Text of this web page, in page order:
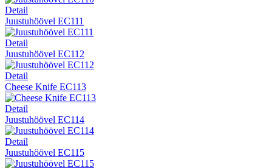
Detail
Juustuhöövel EC111
Detail
Juustuhöövel EC112
Detail
Cheese Knife EC113
Detail
Juustuhöövel EC114
Detail
Juustuhöövel EC115